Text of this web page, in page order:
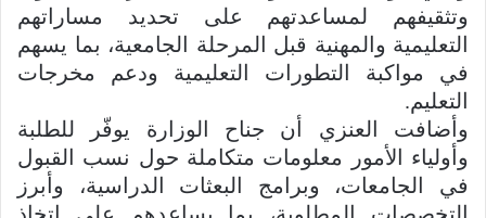
وتثقيفهم لمساعدتهم على تحديد مساراتهم
التعليمية والمهنية قبل المرحلة الجامعية، بما يسهم
في مواكبة التطورات التعليمية ودعم مخرجات
التعليم.
وأضافت العنزي أن جناح الوزارة يوفّر للطلبة
وأولياء الأمور معلومات متكاملة حول نسب القبول
في الجامعات، وبرامج البعثات الدراسية، وأبرز